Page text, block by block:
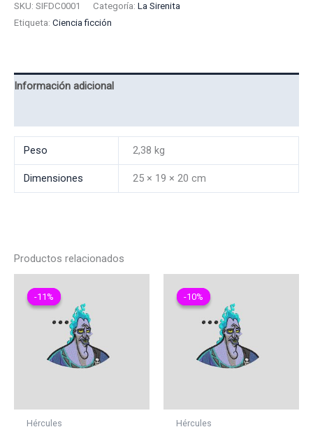
SKU: SIFDC0001 Categoría: La Sirenita
Etiqueta: Ciencia ficción
Información adicional
Peso 2,38 kg
Dimensiones 25 × 19 × 20 cm
Productos relacionados
-11%
-11%
Hércules
-10%
-10%
Hércules